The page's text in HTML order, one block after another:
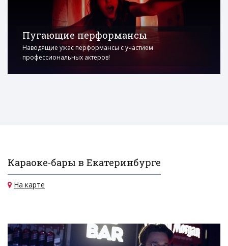
Пугающие перформансы
Наводящие ужас перформансы с участием
профессиональных актеров!
Караоке-бары в Екатеринбурге
На карте